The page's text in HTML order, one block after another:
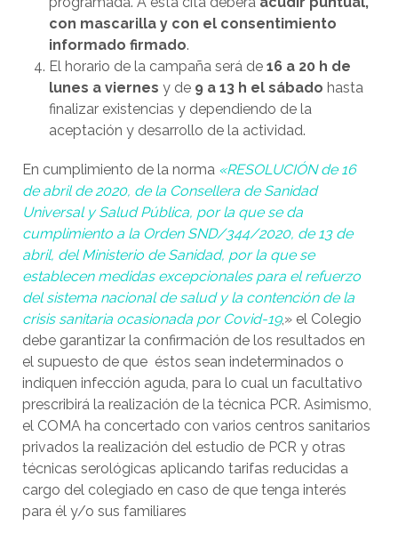
con mascarilla y con el consentimiento
informado firmado.
El horario de la campaña será de 16 a 20 h de
lunes a viernes y de 9 a 13 h el sábado hasta
finalizar existencias y dependiendo de la
aceptación y desarrollo de la actividad.
En cumplimiento de la norma «RESOLUCIÓN de 16
de abril de 2020, de la Consellera de Sanidad
Universal y Salud Pública, por la que se da
cumplimiento a la Orden SND/344/2020, de 13 de
abril, del Ministerio de Sanidad, por la que se
establecen medidas excepcionales para el refuerzo
del sistema nacional de salud y la contención de la
crisis sanitaria ocasionada por Covid-19,» el Colegio
debe garantizar la confirmación de los resultados en
el supuesto de que éstos sean indeterminados o
indiquen infección aguda, para lo cual un facultativo
prescribirá la realización de la técnica PCR. Asimismo,
el COMA ha concertado con varios centros sanitarios
privados la realización del estudio de PCR y otras
técnicas serológicas aplicando tarifas reducidas a
cargo del colegiado en caso de que tenga interés
para él y/o sus familiares